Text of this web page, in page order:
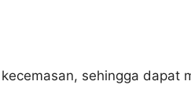
sehingga dapat